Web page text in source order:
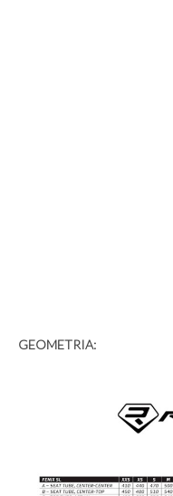
GEOMETRIA: